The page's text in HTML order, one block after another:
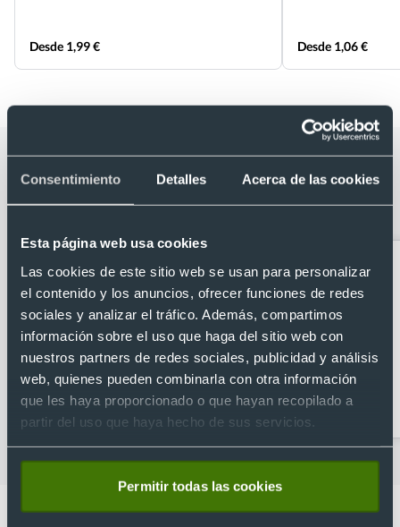
Consentimiento Detalles Acerca de las cookies
Esta página web usa cookies
Las cookies de este sitio web se usan para personalizar
el contenido y los anuncios, ofrecer funciones de redes
sociales y analizar el tráfico. Además, compartimos
información sobre el uso que haga del sitio web con
nuestros partners de redes sociales, publicidad y análisis
web, quienes pueden combinarla con otra información
que les haya proporcionado o que hayan recopilado a
partir del uso que haya hecho de sus servicios.
Permitir todas las cookies
Desde 1,99 € Desde 1,06 €
Categorías relacionadas con Bolsa de
tela personalizada de yute y algodón
Accesorios de viaje
Bandoleras
personalizadas